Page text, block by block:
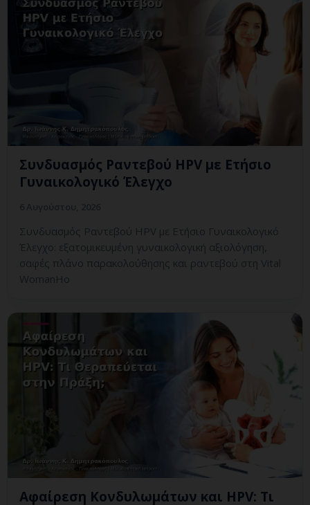
Συνδυασμός Ραντεβού HPV με Ετήσιο
Γυναικολογικό Έλεγχο
Συνδυασμός Ραντεβού HPV με Ετήσιο Γυναικολογικό
Έλεγχο: εξατομικευμένη γυναικολογική αξιολόγηση,
σαφές πλάνο παρακολούθησης και ραντεβού στη Vital
WomanHo
Αφαίρεση Κονδυλωμάτων και HPV: Τι